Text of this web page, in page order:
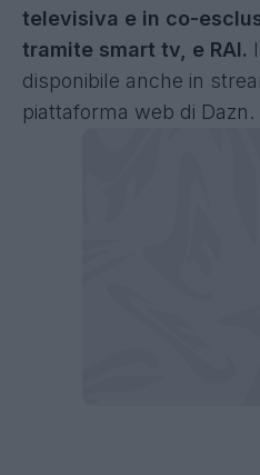
televisiva e in co-
tramite smart tv, e RAI.
disponibile anche in
piattaforma web di Dazn.